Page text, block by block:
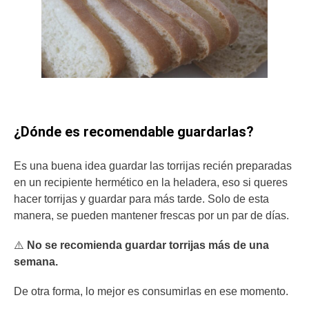
¿Dónde es recomendable guardarlas?
Es una buena idea guardar las torrijas recién preparadas
en un recipiente hermético en la heladera, eso si queres
hacer torrijas y guardar para más tarde. Solo de esta
manera, se pueden mantener frescas por un par de días.
⚠️ No se recomienda guardar torrijas más de una
semana.
De otra forma, lo mejor es consumirlas en ese momento.